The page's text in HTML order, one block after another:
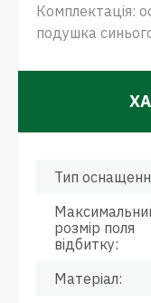
Комплектація:
подушка
Тип
розмір поля
відбитку:
Матеріал: